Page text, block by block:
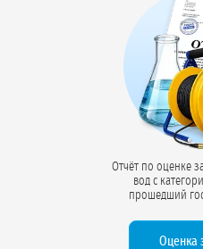
Отчёт по оценке
вод с
прошедший государственную
Протокол ГКЗ
утверждённыхОценка